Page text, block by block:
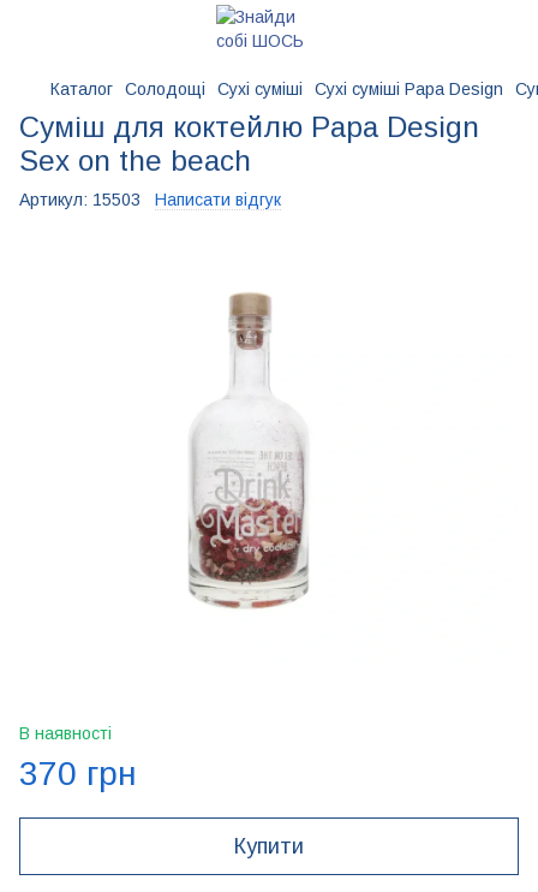
Каталог Солодощі Сухі суміші Сухі суміші Papa Design
Суміш для коктейлю Papa Design
Sex on the beach
Артикул: 15503 Написати відгук
В наявності
370 грн
Купити